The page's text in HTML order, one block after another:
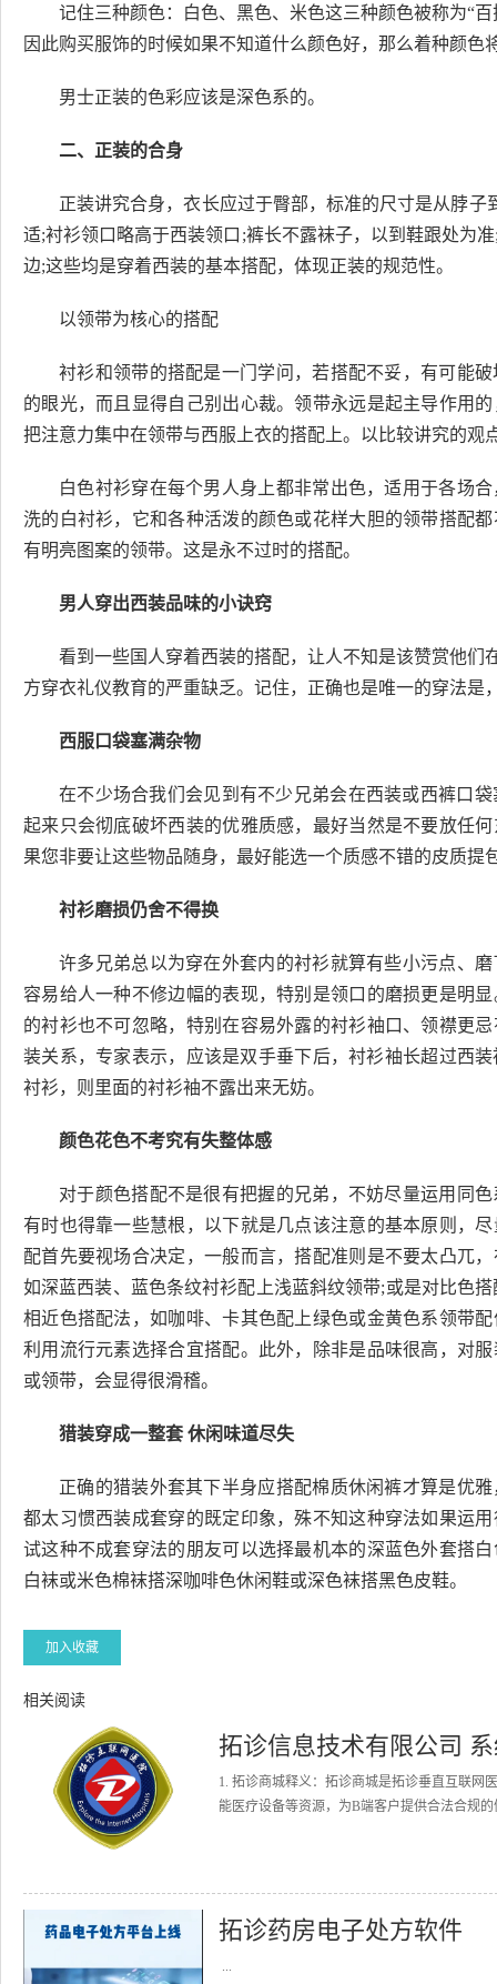
记住三种颜色：白色、黑色、米色这三种颜色被称为“
因此购买服饰的时候如果不知道什么颜色好，那么着种颜色
男士正装的色彩应该是深色系的。
二、正装的合身
正装讲究合身，衣长应过于臀部，标准的尺寸是从脖子
适;衬衫领口略高于西装领口;裤长不露袜子，以到鞋跟处为
边;这些均是穿着西装的基本搭配，体现正装的规范性。
以领带为核心的搭配
衬衫和领带的搭配是一门学问，若搭配不妥，有可能
的眼光，而且显得自己别出心裁。领带永远是起主导作用
把注意力集中在领带与西服上衣的搭配上。以比较讲究的观
白色衬衫穿在每个男人身上都非常出色，适用于各场
洗的白衬衫，它和各种活泼的颜色或花样大胆的领带搭配
有明亮图案的领带。这是永不过时的搭配。
男人穿出西装品味的小诀窍
看到一些国人穿着西装的搭配，让人不知是该赞赏他们
方穿衣礼仪教育的严重缺乏。记住，正确也是唯一的穿法是
西服口袋塞满杂物
在不少场合我们会见到有不少兄弟会在西装或西裤口
起来只会彻底破坏西装的优雅质感，最好当然是不要放任
果您非要让这些物品随身，最好能选一个质感不错的皮质提
衬衫磨损仍舍不得换
许多兄弟总以为穿在外套内的衬衫就算有些小污点、
容易给人一种不修边幅的表现，特别是领口的磨损更是明
的衬衫也不可忽略，特别在容易外露的衬衫袖口、领襟更
装关系，专家表示，应该是双手垂下后，衬衫袖长超过西
衬衫，则里面的衬衫袖不露出来无妨。
颜色花色不考究有失整体感
对于颜色搭配不是很有把握的兄弟，不妨尽量运用同
有时也得靠一些慧根，以下就是几点该注意的基本原则，
配首先要视场合决定，一般而言，搭配准则是不要太凸兀
如深蓝西装、蓝色条纹衬衫配上浅蓝斜纹领带;或是对比色
相近色搭配法，如咖啡、卡其色配上绿色或金黄色系领带
利用流行元素选择合宜搭配。此外，除非是品味很高，对
或领带，会显得很滑稽。
猎装穿成一整套 休闲味道尽失
正确的猎装外套其下半身应搭配棉质休闲裤才算是优
都太习惯西装成套穿的既定印象，殊不知这种穿法如果运
试这种不成套穿法的朋友可以选择最机本的深蓝色外套搭
白袜或米色棉袜搭深咖啡色休闲鞋或深色袜搭黑色皮鞋。
加入收藏
相关阅读
拓诊信息技术有限公司
1. 拓诊商城释义：拓诊商城是拓诊垂直互联网
能医疗设备等资源，为B端客户提供合法合规
拓诊药房电子处方软件
...